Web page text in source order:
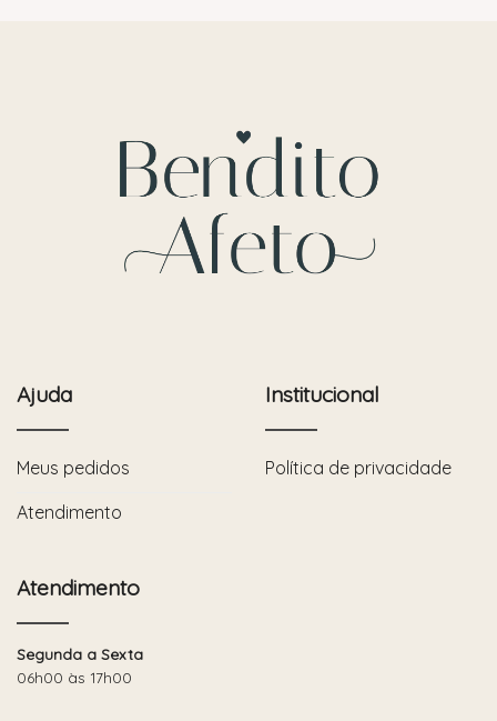
Ajuda
Meus pedidos
Atendimento
Institucional
Política de privacidade
Atendimento
Segunda a Sexta
06h00 às 17h00